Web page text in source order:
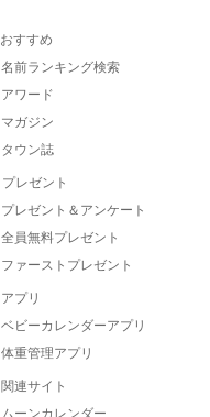
おすすめ
名前ランキング検索
アワード
マガジン
タウン誌
プレゼント
プレゼント＆アンケート
全員無料プレゼント
ファーストプレゼント
アプリ
ベビーカレンダーアプリ
体重管理アプリ
関連サイト
ムーンカレンダー